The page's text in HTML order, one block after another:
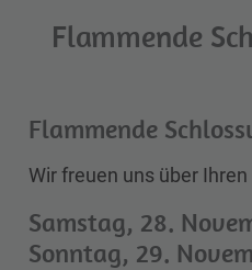
Flammende
Flammende
Wir freuen uns über Ihren
Samstag, 28.
Sonntag, 29.